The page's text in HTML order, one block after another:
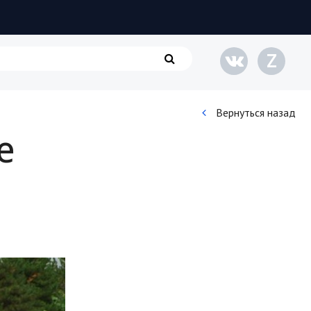
Кинематограф
Строительство
Культура и общество
Z
Вернуться назад